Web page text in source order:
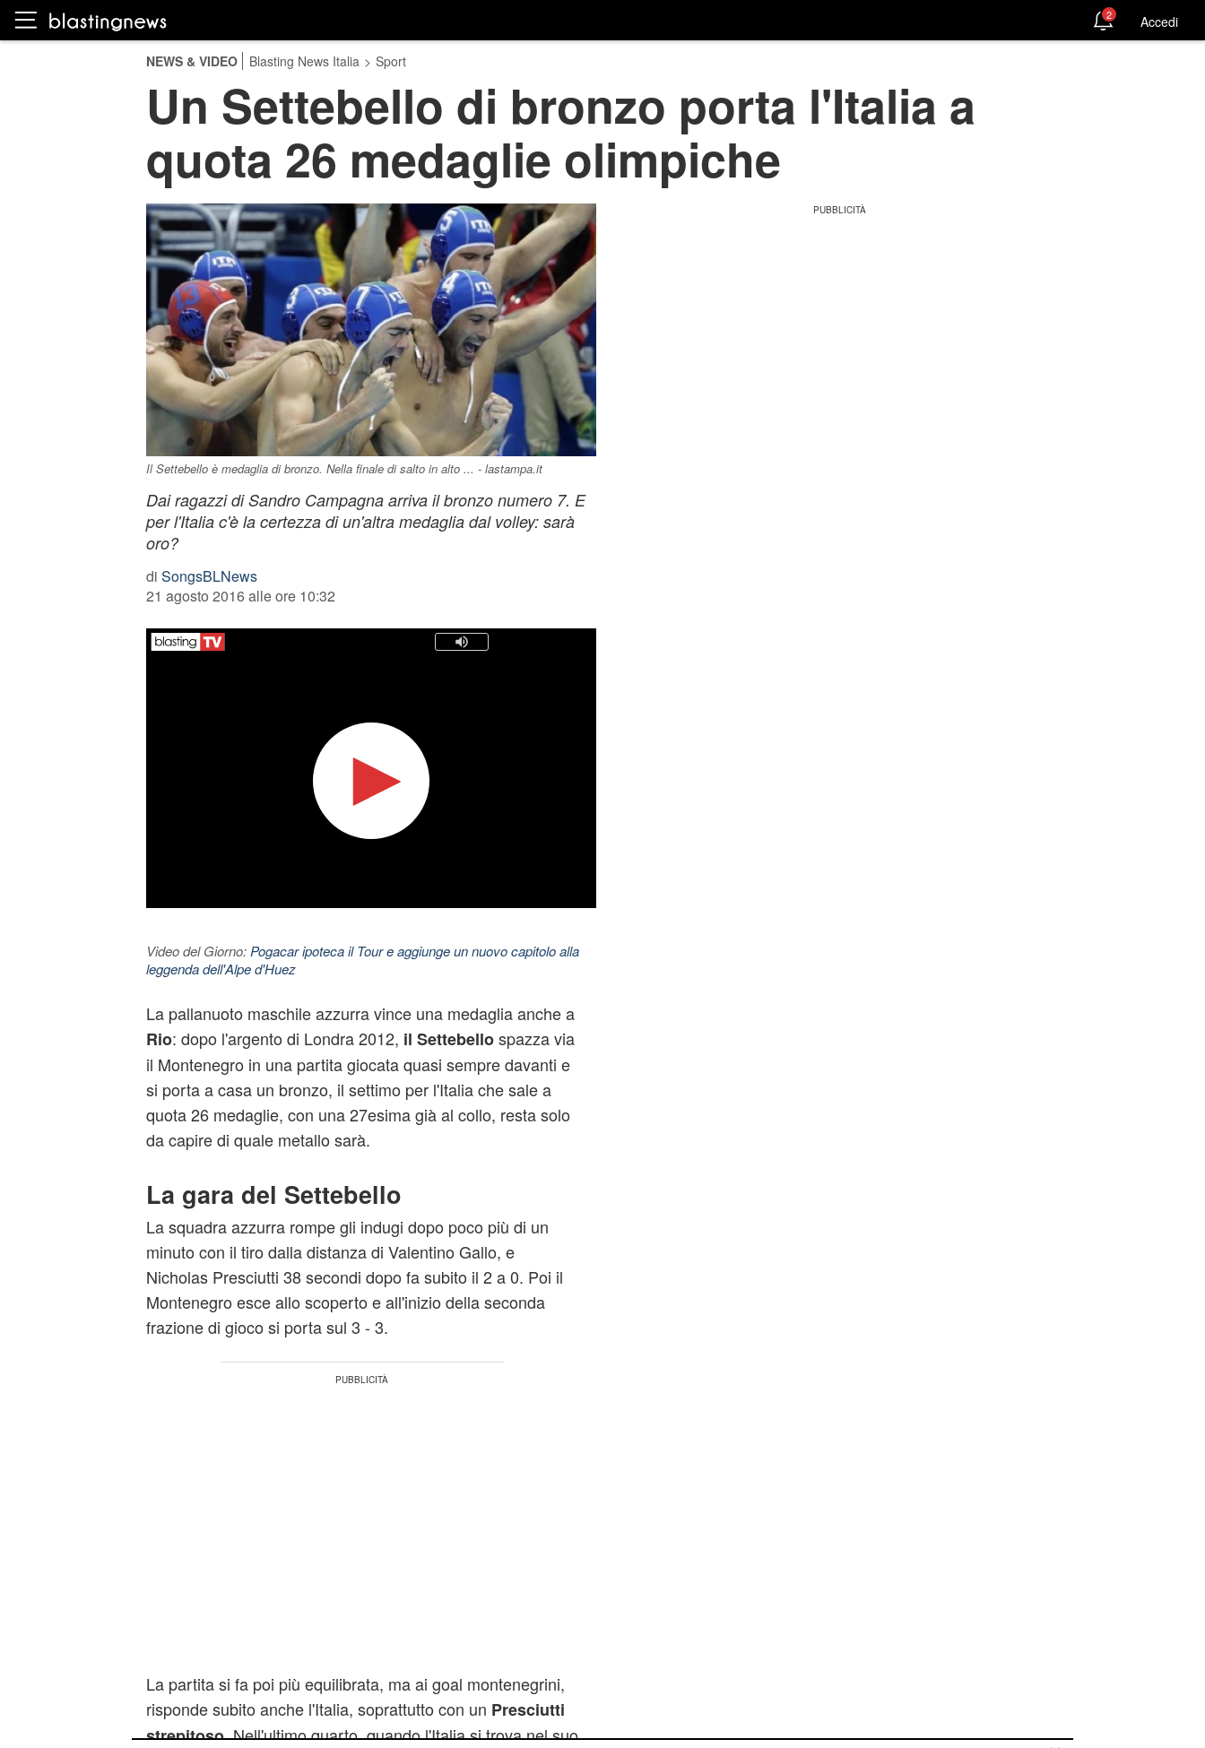
2 Accedi
NEWS & VIDEO Blasting News Italia > Sport
Un Settebello di bronzo porta l'Italia a
quota 26 medaglie olimpiche
Il Settebello è medaglia di bronzo. Nella finale di salto in alto ... - lastampa.it
Dai ragazzi di Sandro Campagna arriva il bronzo numero 7. E
per l'Italia c'è la certezza di un'altra medaglia dal volley: sarà
oro?
di SongsBLNews
21 agosto 2016 alle ore 10:32
Video del Giorno: Pogacar ipoteca il Tour e aggiunge un nuovo capitolo alla
leggenda dell'Alpe d'Huez
La pallanuoto maschile azzurra vince una medaglia anche a
Rio: dopo l'argento di Londra 2012, il Settebellospazza via
il Montenegro in una partita giocata quasi sempre davanti e
si porta a casa un bronzo, il settimo per l'Italia che sale a
quota 26 medaglie, con una 27esima già al collo, resta solo
da capire di quale metallo sarà.
La gara del Settebello
La squadra azzurra rompe gli indugi dopo poco più di un
minuto con il tiro dalla distanza di Valentino Gallo, e
Nicholas Presciutti 38 secondi dopo fa subito il 2 a 0. Poi il
Montenegro esce allo scoperto e all'inizio della seconda
frazione di gioco si porta sul 3 - 3.
La partita si fa poi più equilibrata, ma ai goal montenegrini,
risponde subito anche l'Italia, soprattutto con un Presciutti
strepitoso. Nell'ultimo quarto, quando l'Italia si trova nel suo